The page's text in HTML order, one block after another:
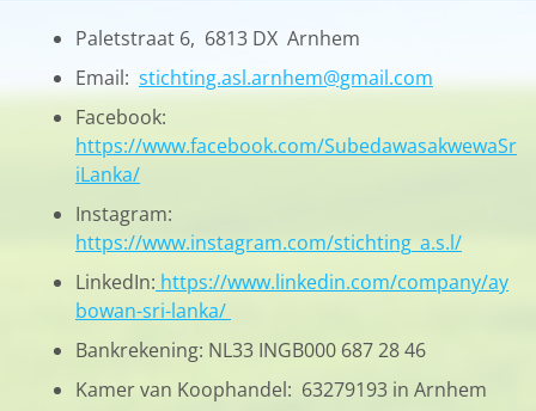
Paletstraat 6, 6813 DX Arnhem
Email: stichting.asl.arnhem@gmail.com
Facebook:
https://www.facebook.com/SubedawasakwewaSr
iLanka/
Instagram:
https://www.instagram.com/stichting_a.s.l/
LinkedIn: https://www.linkedin.com/company/ay
bowan-sri-lanka/
Bankrekening: NL33 INGB000 687 28 46
Kamer van Koophandel: 63279193 in Arnhem